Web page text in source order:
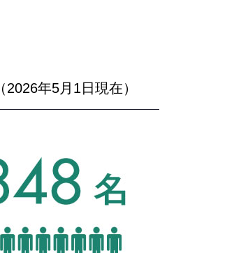
（2026年5月1日現在）